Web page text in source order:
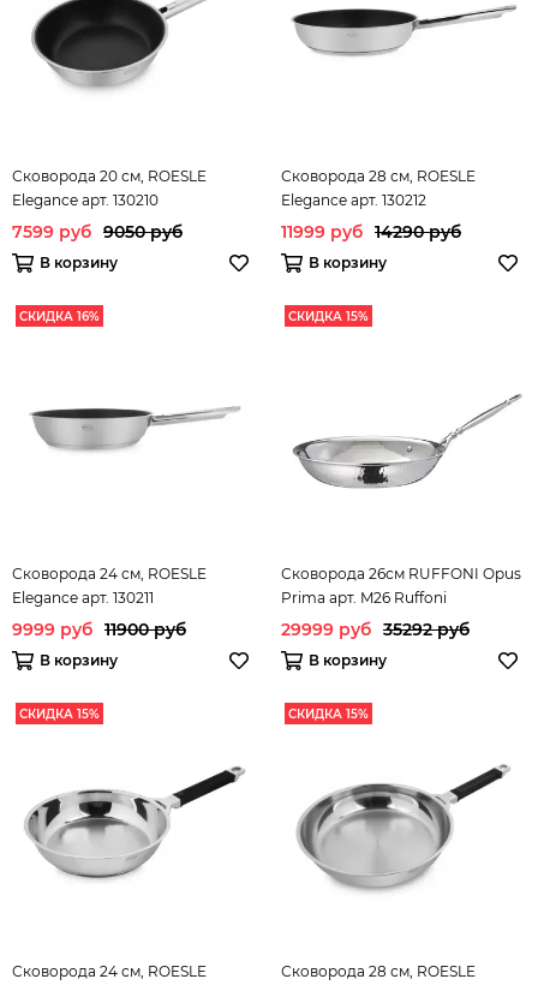
Сковорода 20 см, ROESLE
Elegance арт. 130210
7599 руб 9050 руб
В корзину
Сковорода 28 см, ROESLE
Elegance арт. 130212
11999 руб 14290 руб
В корзину
СКИДКА 16%
Сковорода 24 см, ROESLE
Elegance арт. 130211
9999 руб 11900 руб
В корзину
СКИДКА 15%
Сковорода 26см RUFFONI Opus
Prima арт. M26 Ruffoni
29999 руб 35292 руб
В корзину
СКИДКА 15%
Сковорода 24 см, ROESLE
СКИДКА 15%
Сковорода 28 см, ROESLE